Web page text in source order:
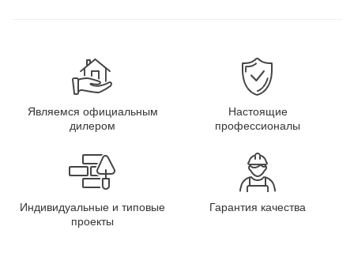
Являемся официальным
дилером
Настоящие
профессионалы
Индивидуальные и типовые
проекты
Гарантия качества